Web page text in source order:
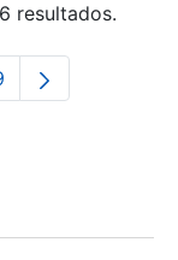
resultados.
intermedias Use